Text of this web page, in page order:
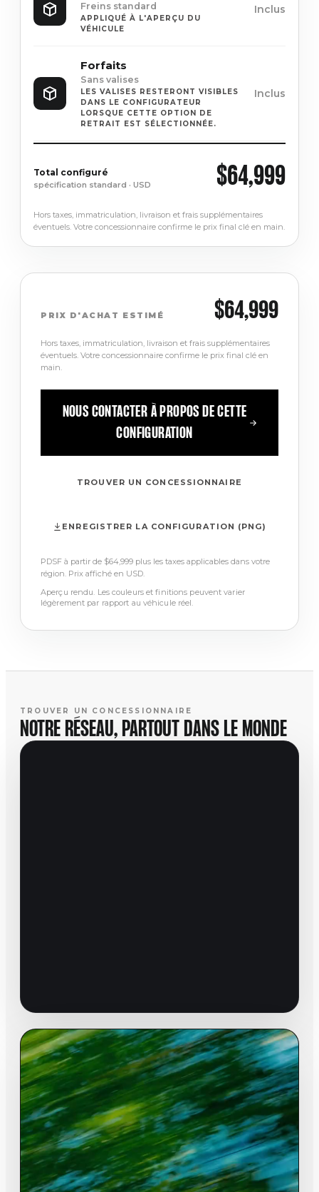
Freins standard
APPLIQUÉ À L'APERÇU DU
VÉHICULE
Inclus
Forfaits
Sans valises
LES VALISES RESTERONT VISIBLES
DANS LE CONFIGURATEUR
LORSQUE CETTE OPTION DE
RETRAIT EST SÉLECTIONNÉE.
Inclus
Total configuré
spécification standard · USD $64,999
Hors taxes, immatriculation, livraison et frais supplémentaires
éventuels. Votre concessionnaire confirme le prix final clé en main.
PRIX D'ACHAT ESTIMÉ $64,999
Hors taxes, immatriculation, livraison et frais supplémentaires
éventuels. Votre concessionnaire confirme le prix final clé en
main.
NOUS CONTACTER À PROPOS DE CETTE
CONFIGURATION
TROUVER UN CONCESSIONNAIRE
ENREGISTRER LA CONFIGURATION (PNG)
PDSF à partir de $64,999 plus les taxes applicables dans votre
région. Prix affiché en USD.
Aperçu rendu. Les couleurs et finitions peuvent varier
légèrement par rapport au véhicule réel.
TROUVER UN CONCESSIONNAIRE
NOTRE RÉSEAU, PARTOUT DANS LE MONDE